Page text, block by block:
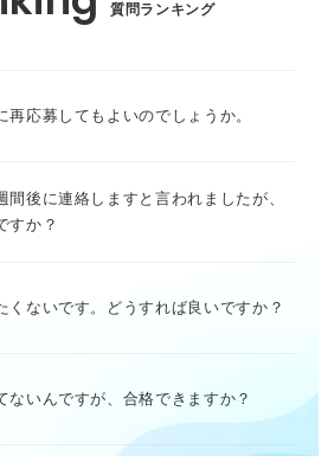
質問ランキング
再応募してもよいのでしょうか。
間後に連絡しますと言われましたが、
すか？
くないです。どうすれば良いですか？
ないんですが、合格できますか？